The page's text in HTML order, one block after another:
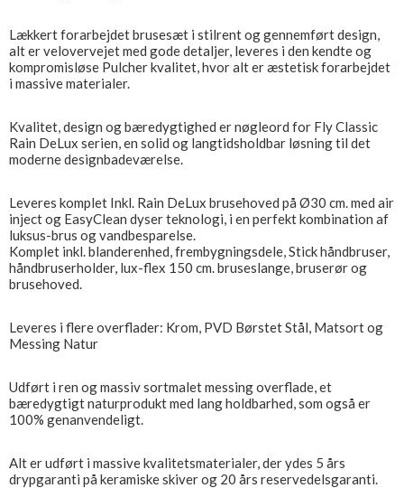
Lækkert forarbejdet brusesæt i stilrent og gennemført design,
alt er velovervejet med gode detaljer, leveres i den kendte og
kompromisløse Pulcher kvalitet, hvor alt er æstetisk forarbejdet
i massive materialer.
Kvalitet, design og bæredygtighed er nøgleord for Fly Classic
Rain DeLux serien, en solid og langtidsholdbar løsning til det
moderne designbadeværelse.
Leveres komplet Inkl. Rain DeLux brusehoved på Ø30 cm. med air
inject og EasyClean dyser teknologi, i en perfekt kombination af
luksus-brus og vandbesparelse.
Komplet inkl. blanderenhed, frembygningsdele, Stick håndbruser,
håndbruserholder, lux-flex 150 cm. bruseslange, bruserør og
brusehoved.
Leveres i flere overflader: Krom, PVD Børstet Stål, Matsort og
Messing Natur
Udført i ren og massiv sortmalet messing overflade, et
bæredygtigt naturprodukt med lang holdbarhed, som også er
100% genanvendeligt.
Alt er udført i massive kvalitetsmaterialer, der ydes 5 års
drypgaranti på keramiske skiver og 20 års reservedelsgaranti.